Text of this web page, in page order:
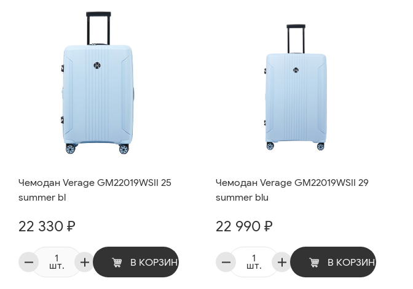
Чемодан Verage GM22019WSII 25
summer bl
22 330 ₽
шт. В КОРЗИНУ
Чемодан Verage GM22019WSII 29
summer blu
22 990 ₽
шт. В КОРЗИНУ